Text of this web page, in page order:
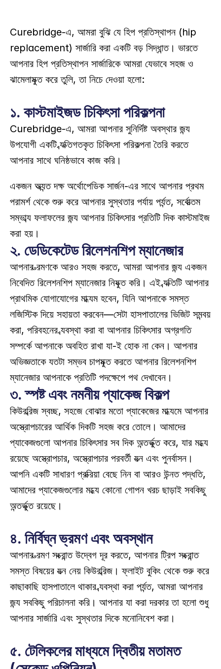
Curebridge-এ, আমরা বুঝি যে হিপ প্রতিস্থাপন (hip
replacement) সার্জারি করা একটি বড় সিদ্ধান্ত। ভারতে
আপনার হিপ প্রতিস্থাপন সার্জারিকে আমরা যেভাবে সহজ ও
ঝামেলামুক্ত করে তুলি, তা নিচে দেওয়া হলো:
১. কাস্টমাইজড চিকিৎসা পরিকল্পনা
Curebridge-এ, আমরা আপনার সুনির্দিষ্ট অবস্থার জন্য
উপযোগী একটি ব্যক্তিগতকৃত চিকিৎসা পরিকল্পনা তৈরি করতে
আপনার সাথে ঘনিষ্ঠভাবে কাজ করি।
একজন অত্যন্ত দক্ষ অর্থোপেডিক সার্জন-এর সাথে আপনার প্রথম
পরামর্শ থেকে শুরু করে আপনার সুস্থতার পর্যায় পর্যন্ত, সর্বোত্তম
সম্ভাব্য ফলাফলের জন্য আপনার চিকিৎসার প্রতিটি দিক কাস্টমাইজ
করা হয়।
২. ডেডিকেটেড রিলেশনশিপ ম্যানেজার
আপনার ভ্রমণকে আরও সহজ করতে, আমরা আপনার জন্য একজন
নিবেদিত রিলেশনশিপ ম্যানেজার নিযুক্ত করি। এই ব্যক্তিটি আপনার
প্রাথমিক যোগাযোগের মাধ্যম হবেন, যিনি আপনাকে সমস্ত
লজিস্টিক দিয়ে সহায়তা করবেন—সেটা হাসপাতালের ভিজিট সমন্বয়
করা, পরিবহনের ব্যবস্থা করা বা আপনার চিকিৎসার অগ্রগতি
সম্পর্কে আপনাকে অবহিত রাখা যা-ই হোক না কেন। আপনার
অভিজ্ঞতাকে যতটা সম্ভব চাপমুক্ত করতে আপনার রিলেশনশিপ
ম্যানেজার আপনাকে প্রতিটি পদক্ষেপে পথ দেখাবেন।
৩. স্পষ্ট এবং নমনীয় প্যাকেজ বিকল্প
কিউরব্রিজ স্বচ্ছ, সহজে বোঝার মতো প্যাকেজের মাধ্যমে আপনার
অস্ত্রোপচারের আর্থিক দিকটি সহজ করে তোলে। আমাদের
প্যাকেজগুলো আপনার চিকিৎসার সব দিক অন্তর্ভুক্ত করে, যার মধ্যে
রয়েছে অস্ত্রোপচার, অস্ত্রোপচার পরবর্তী যত্ন এবং পুনর্বাসন।
আপনি একটি সাধারণ প্রক্রিয়া বেছে নিন বা আরও উন্নত পদ্ধতি,
আমাদের প্যাকেজগুলোর মধ্যে কোনো গোপন খরচ ছাড়াই সবকিছু
অন্তর্ভুক্ত রয়েছে।
৪. নির্বিঘ্ন ভ্রমণ এবং অবস্থান
আপনার ভ্রমণ সংক্রান্ত উদ্বেগ দূর করতে, আপনার ট্রিপ সংক্রান্ত
সমস্ত বিষয়ের যত্ন নেয় কিউরব্রিজ। ফ্লাইট বুকিং থেকে শুরু করে
কাছাকাছি হাসপাতালে থাকার ব্যবস্থা করা পর্যন্ত, আমরা আপনার
জন্য সবকিছু পরিচালনা করি। আপনার যা করা দরকার তা হলো শুধু
আপনার সার্জারি এবং সুস্থতার দিকে মনোনিবেশ করা।
৫. টেলিকলের মাধ্যমে দ্বিতীয় মতামত